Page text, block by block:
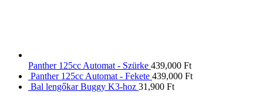
Panther 125cc Automat - Szürke 439,000 Ft
Panther 125cc Automat - Fekete 439,000 Ft
Bal lengőkar Buggy K3-hoz 31,900 Ft